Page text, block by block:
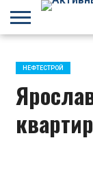
ЗАВОЛГА
КИРОВСКИЙ
НЕФТЕСТРОЙ
ПЕРЕКОП
ПЯТЕРКА
ФРУНЗЕНСКИЙ
ПРОЧЕЕ
НЕФТЕСТРОЙ